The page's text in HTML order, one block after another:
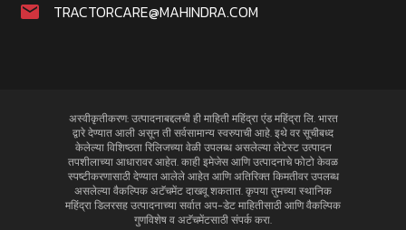
TRACTORCARE@MAHINDRA.COM
अस्वीकृतीकरण: उत्पादनाबद्दलची ही माहिती महिंद्रा एंड महिंद्रा लि. भारत
द्वारे देण्यात आली असून ती सर्वसामान्य स्वरुपाची आहे. इथे वर सूचीबध्द
केलेल्या विशिष्ठता रिलिजच्या वेळी उपलब्ध असलेल्या लेटेस्ट उत्पादन
तपशीलाच्या आधारावर आहेत. काही इमेजेस आणि उत्पादनाचे फोटो केवळ
स्पष्टीकरणासाठी देण्यात आलेले आहेत आणि अतिरिक्त किमतीवर उपलब्ध
असलेल्या वैकल्पिक अटॅचमेंट दाखवू शकतात. कृपया तुमच्या स्थानिक
महिंद्रा डिलरसह उत्पादनाच्या सर्वात अप-डेट माहितीसाठी आणि वैकल्पिक
गुणविशेष व अटॅचमेंटसाठी संपर्क करा.